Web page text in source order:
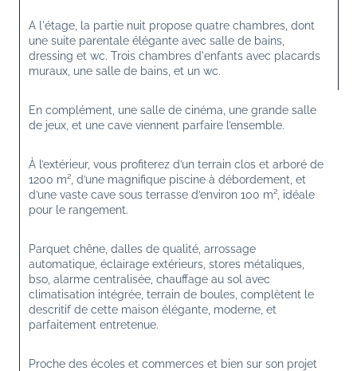
A l'étage, la partie nuit propose quatre chambres, dont
une suite parentale élégante avec salle de bains,
dressing et wc. Trois chambres d'enfants avec placards
muraux, une salle de bains, et un wc.
En complément, une salle de cinéma, une grande salle
de jeux, et une cave viennent parfaire l’ensemble.
À l’extérieur, vous profiterez d’un terrain clos et arboré de
1200 m², d’une magnifique piscine à débordement, et
d’une vaste cave sous terrasse d’environ 100 m², idéale
pour le rangement.
Parquet chêne dalles de qualité arrossage
automatique éclairage extérieurs stores métaliques
bso, alarme centralisée chauffage au sol avec
climatisation intégrée , terrain de boules complètent le
descritif de cette maison élégante moderne, et
parfaitement entretenue.
Proche des écoles et commerces et bien sur son projet